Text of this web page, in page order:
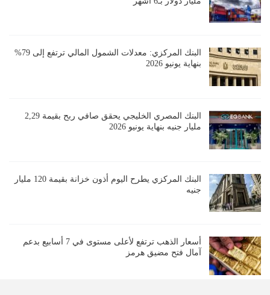
البنك المركزي: معدلات الشمول المالي ترتفع إلى 79%
بنهاية يونيو 2026
البنك المصري الخليجي يحقق صافي ربح بقيمة 2,29
مليار جنيه بنهاية يونيو 2026
البنك المركزي يطرح اليوم أذون خزانة بقيمة 120 مليار
جنيه
أسعار الذهب ترتفع لأعلى مستوى في 7 أسابيع بدعم
آمال فتح مضيق هرمز